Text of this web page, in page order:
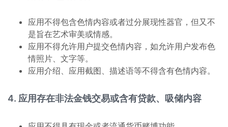
应用不得包含色情内容或者过分展现性器官，但又不
是旨在艺术审美或情感。
应用不得允许用户提交色情内容，如允许用户发布色
情照片、文字等。
应用介绍、应用截图、描述语等不得含有色情内容。
4. 应用存在非法金钱交易或含有贷款、吸储内容